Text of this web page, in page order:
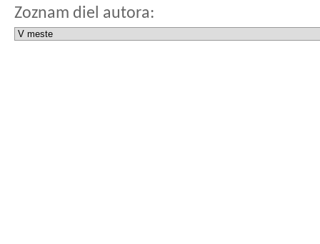
Zoznam diel autora: